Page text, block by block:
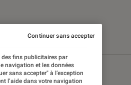
des fins publicitaires par
navigation et les données
sans accepter" à l’exception
l’aide dans votre navigation
Continuer sans accepter